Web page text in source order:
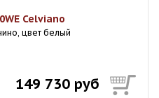
Celviano
цвет белый
149 730 руб